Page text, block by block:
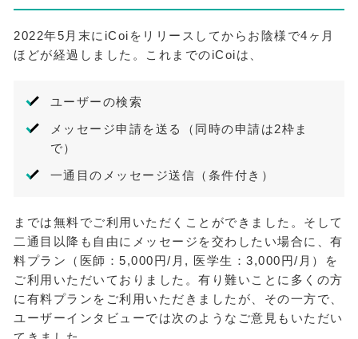
2022年5月末にiCoiをリリースしてからお陰様で4ヶ月
ほどが経過しました。これまでのiCoiは、
ユーザーの検索
メッセージ申請を送る（同時の申請は2枠ま
で）
一通目のメッセージ送信（条件付き）
までは無料でご利用いただくことができました。そして
二通目以降も自由にメッセージを交わしたい場合に、有
料プラン（医師：5,000円/月, 医学生：3,000円/月）を
ご利用いただいておりました。有り難いことに多くの方
に有料プランをご利用いただきましたが、その一方で、
ユーザーインタビューでは次のようなご意見もいただい